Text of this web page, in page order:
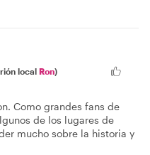
local Ron)
Como grandes fans de
de los lugares de
mucho sobre la historia y